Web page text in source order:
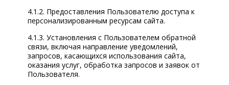
4.1.2. Предоставления Пользователю доступа к
персонализированным ресурсам сайта.
4.1.3. Установления с Пользователем обратной
связи, включая направление уведомлений,
запросов, касающихся использования сайта,
оказания услуг, обработка запросов и заявок от
Пользователя.